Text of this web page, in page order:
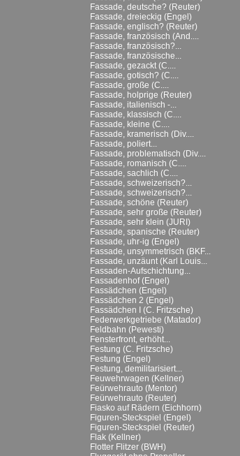
Fassade, deutsche? (Reuter)
Fassade, dreieckig (Engel)
Fassade, englisch? (Reuter)
Fassade, französisch (And....
Fassade, französisch?...
Fassade, französische...
Fassade, gezackt (C....
Fassade, gotisch? (C....
Fassade, große (C....
Fassade, holprige (Reuter)
Fassade, italienisch -...
Fassade, klassisch (C....
Fassade, kleine (C....
Fassade, kramerisch (Div....
Fassade, poliert...
Fassade, problematisch (Div....
Fassade, romanisch (C....
Fassade, sachlich (C....
Fassade, schweizerisch?...
Fassade, schweizerisch?...
Fassade, schöne (Reuter)
Fassade, sehr große (Reuter)
Fassade, sehr klein (JURI)
Fassade, spanische (Reuter)
Fassade, uhr-ig (Engel)
Fassade, unsymmetrisch (BKF...
Fassade, unzäunt (Karl Louis...
Fassaden-Aufschichtung...
Fassadenhof (Engel)
Fassädchen (Engel)
Fassädchen 2 (Engel)
Fassädchen I (C. Fritzsche)
Federwerkgetriebe (Matador)
Feldbahn (Pewesti)
Fensterfront, erhöht...
Festung (C. Fritzsche)
Festung (Engel)
Festung, demilitarisiert...
Feuwehrwagen (Kellner)
Feürwehrauto (Mentor)
Feürwehrauto (Reuter)
Fiasko auf Rädern (Eichhorn)
Figuren-Steckspiel (Engel)
Figuren-Steckspiel (Reuter)
Flak (Kellner)
Flotter Flitzer (BWH)